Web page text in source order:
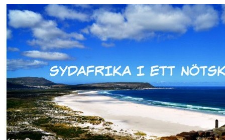
Skip
to
Main
Content